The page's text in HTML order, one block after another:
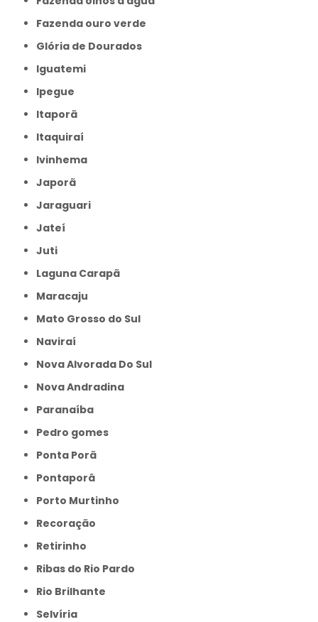
Fazenda ouro verde
Glória de Dourados
Iguatemi
Ipegue
Itaporã
Itaquiraí
Ivinhema
Japorã
Jaraguari
Jateí
Juti
Laguna Carapã
Maracaju
Mato Grosso do Sul
Naviraí
Nova Alvorada Do Sul
Nova Andradina
Paranaíba
Pedro gomes
Ponta Porã
Pontaporâ
Porto Murtinho
Recoração
Retirinho
Ribas do Rio Pardo
Rio Brilhante
Selvíria